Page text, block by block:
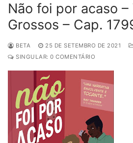
Não foi por acaso –
Grossos – Cap.
BETA 25 DE SETEMBRO DE 2021
SINGULAR: 0 COMENTÁRIO